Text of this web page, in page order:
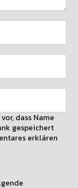
dass Name
gespeichert
erklären